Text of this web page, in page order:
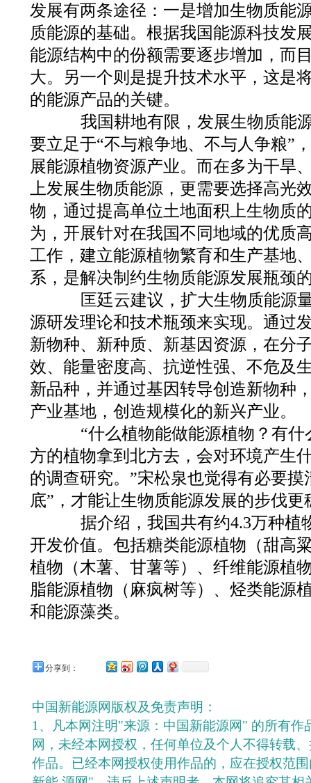
发展有两条途径：一是增加生物质能
质能源的基础。根据我国能源科技发
能源结构中的份额需要逐步增加，而
大。另一个则是提升技术水平，这是
的能源产品的关键。
我国耕地有限，发展生物质能
要立足于“不与粮争地、不与人争粮”
展能源植物资源产业。而在多为干旱
上发展生物质能源，更需要选择高光
物，通过提高单位土地面积上生物质
为，开展针对在我国不同地域的优质
工作，建立能源植物繁育和生产基地
系，是解决制约生物质能源发展瓶颈
匡廷云建议，扩大生物质能源
源研发理论和技术瓶颈来实现。通过
新物种、新种质、新基因资源，在分
效、能量密度高、抗逆性强、不危及
新品种，并通过基因转导创造新物种
产业基地，创造规模化的新兴产业。
“什么植物能做能源植物？有什
方的植物拿到北方去，会对环境产生
的调查研究。”宋松泉也觉得有必要摸
底”，才能让生物质能源发展的步伐
据介绍，我国共有约4.3万种植
开发价值。包括糖类能源植物（甜高
植物（木薯、甘薯等）、纤维能源植
脂能源植物（麻疯树等）、烃类能源
和能源藻类。
分享到：
中国新能源网版权及免责声明：
1、凡本网注明"来源：中国新能源网" 的所有作
网，未经本网授权，任何单位及个人不得转载
作品。已经本网授权使用作品的，应在授权范